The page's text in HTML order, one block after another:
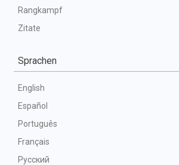
Rangkampf
Zitate
Sprachen
English
Español
Português
Français
Русский